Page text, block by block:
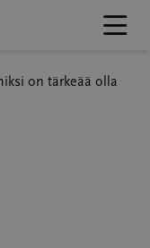
on tärkeää olla